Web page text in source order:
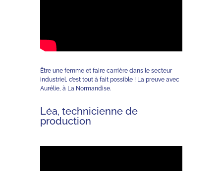
Être une femme et faire carrière dans le secteur
industriel, c’est tout à fait possible ! La preuve avec
Aurélie, à La Normandise.
Léa, technicienne de
production